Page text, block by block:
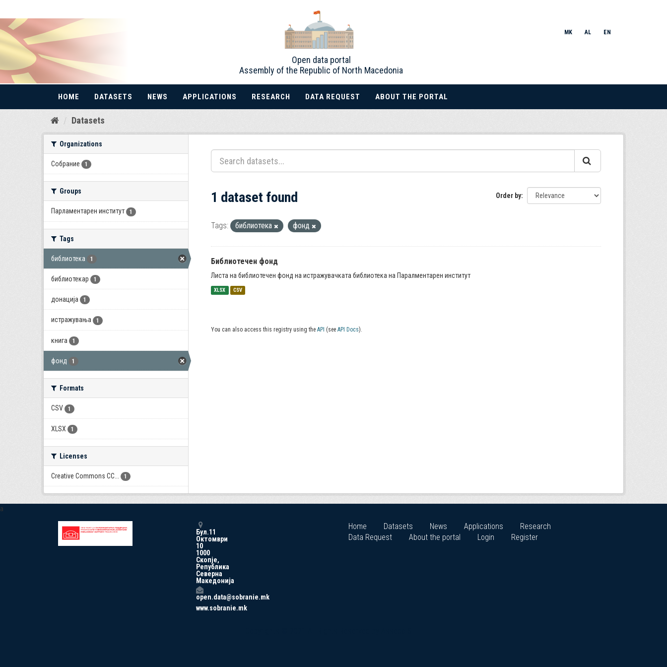
Skip
Open data portal
Assembly of the Republic of North Macedonia
MK AL EN
HOME DATASETS NEWS APPLICATIONS RESEARCH DATA REQUEST ABOUT THE PORTAL
Datasets
Organizations
Собрание 1
Groups
Парламентарен институт 1
Tags
библиотека 1
библиотекар 1
донација 1
истражувања 1
книга 1
фонд 1
Formats
CSV 1
XLSX 1
Licenses
Creative Commons CC... 1
Order by
1 dataset found
Tags: библиотека фонд
Библиотечен фонд
Листа на библиотечен фонд на истражувачката библиотека на Паралментарен институт
XLSX CSV
You can also access this registry using the API (see API Docs).
a
Бул.11
Октомври
10
1000
Скопје,
Република
Северна
Македонија
open.data@sobranie.mk
www.sobranie.mk
Home Datasets News Applications
Research
Data Request
About the portal Login Register